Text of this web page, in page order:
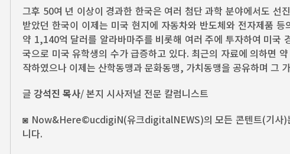
그후 50여 년 이상이 경과한 한국은 여러 첨단 과학 분야에서도 선
받았던 한국이 이제는 미국 현지에 자동차와 반도체와 전자제품
약 1,140억 달러를 알라바마주를 비롯해 여러 주에 투자하여 미국
국으로 미국 유학생의 수가 급증하고 있다. 최근의 자료에 의하면
작하였으나 이제는 산학동맹과 문화동맹, 가치동맹을 공유하며 그
글 강석진 목사/ 본지 시사저널 전문 칼럼니스트
◙ Now&Here©ucdigiN(유크digitalNEWS)의 모든 콘텐트(기사)
니다.